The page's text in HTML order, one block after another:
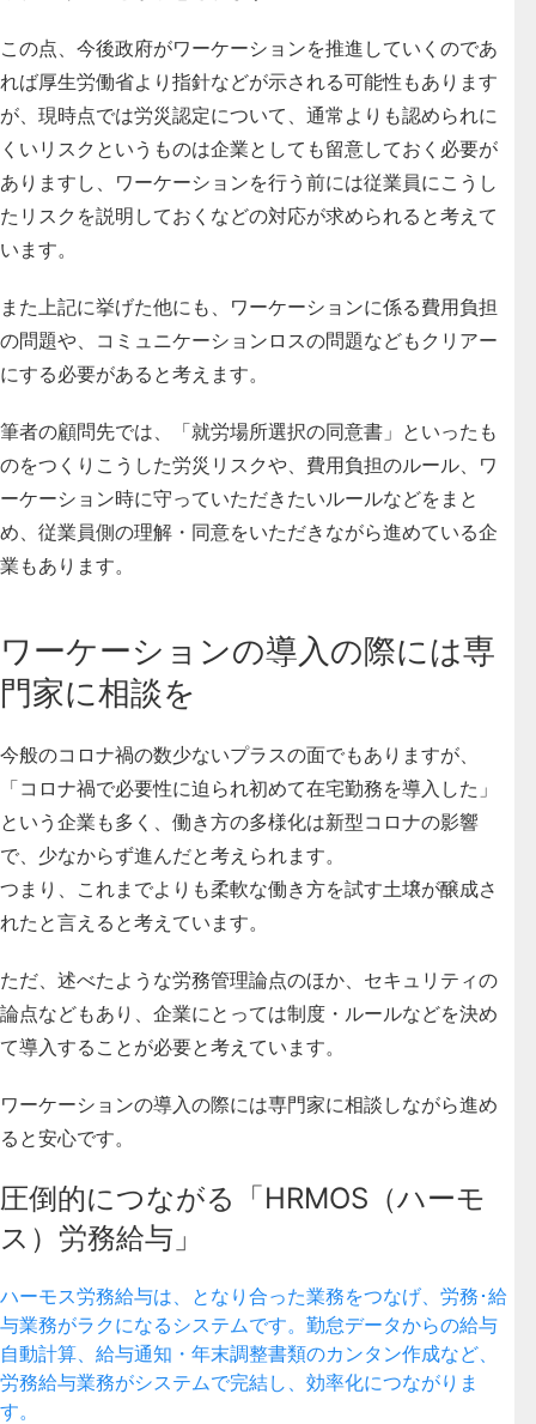
この点、今後政府がワーケーションを推進していくのであ
れば厚生労働省より指針などが示される可能性もあります
が、現時点では労災認定について、通常よりも認められに
くいリスクというものは企業としても留意しておく必要が
ありますし、ワーケーションを行う前には従業員にこうし
たリスクを説明しておくなどの対応が求められると考えて
います。
また上記に挙げた他にも、ワーケーションに係る費用負担
の問題や、コミュニケーションロスの問題などもクリアー
にする必要があると考えます。
筆者の顧問先では、「就労場所選択の同意書」といったも
のをつくりこうした労災リスクや、費用負担のルール、ワ
ーケーション時に守っていただきたいルールなどをまと
め、従業員側の理解・同意をいただきながら進めている企
業もあります。
ワーケーションの導入の際には専
門家に相談を
今般のコロナ禍の数少ないプラスの面でもありますが、
「コロナ禍で必要性に迫られ初めて在宅勤務を導入した」
という企業も多く、働き方の多様化は新型コロナの影響
で、少なからず進んだと考えられます。
つまり、これまでよりも柔軟な働き方を試す土壌が醸成さ
れたと言えると考えています。
ただ、述べたような労務管理論点のほか、セキュリティの
論点などもあり、企業にとっては制度・ルールなどを決め
て導入することが必要と考えています。
ワーケーションの導入の際には専門家に相談しながら進め
ると安心です。
圧倒的につながる「HRMOS（ハーモ
ス）労務給与」
ハーモス労務給与は、となり合った業務をつなげ、労務･給
与業務がラクになるシステムです。勤怠データからの給与
自動計算、給与通知・年末調整書類のカンタン作成など、
労務給与業務がシステムで完結し、効率化につながりま
す。